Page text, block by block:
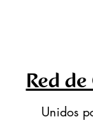
Red
Unidos